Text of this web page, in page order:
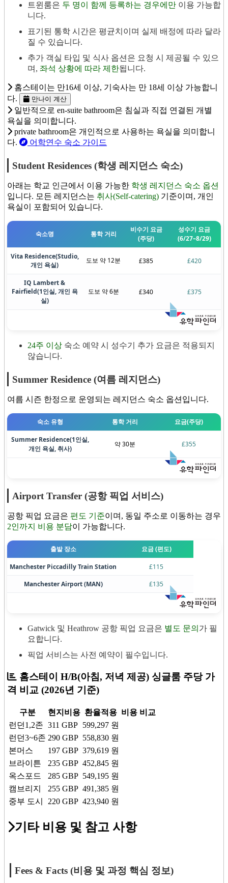
트윈룸은 두 명이 함께 등록하는 경우에만 이용 가능합
니다.
표기된 통학 시간은 평균치이며 실제 배정에 따라 달라
질 수 있습니다.
추가 객실 타입 및 식사 옵션은 요청 시 제공될 수 있으
며, 좌석 상황에 따라 제한됩니다.
홈스테이는 만16세 이상, 기숙사는 만 18세 이상 가능합니
다.
만나이 계산
일반적으로 en-suite bathroom은 침실과 직접 연결된 개별
욕실을 의미합니다.
private bathroom은 개인적으로 사용하는 욕실을 의미합니
다.
어학연수 숙소 가이드
Student Residences (학생 레지던스 숙소)
아래는 학교 인근에서 이용 가능한 학생 레지던스 숙소 옵션
입니다. 모든 레지던스는 취사(Self-catering) 기준이며, 개인
욕실이 포함되어 있습니다.
숙소명 통학 거리
비수기 요금
(주당)
성수기 요금
(6/27–8/29)
Vita Residence(Studio,
개인 욕실)
도보 약 12분 £385 £420
IQ Lambert &
Fairfield(1인실, 개인 욕
실)
도보 약 6분 £340 £375
24주 이상 숙소 예약 시 성수기 추가 요금은 적용되지
않습니다.
Summer Residence (여름 레지던스)
여름 시즌 한정으로 운영되는 레지던스 숙소 옵션입니다.
숙소 유형 통학 거리 요금(주당)
Summer Residence(1인실,
개인 욕실, 취사)
약 30분 £355
Airport Transfer (공항 픽업 서비스)
공항 픽업 요금은 편도 기준이며, 동일 주소로 이동하는 경우
2인까지 비용 분담이 가능합니다.
출발 장소 요금 (편도)
Manchester Piccadilly Train Station
£115
Manchester Airport (MAN)
£135
Gatwick 및 Heathrow 공항 픽업 요금은 별도 문의 가 필
요합니다.
픽업 서비스는 사전 예약이 필수입니다.
홈스테이 H/B(아침, 저녁 제공) 싱글룸 주당 가
격 비교 (2026년 기준)
구분 현지비용 환율적용 비용 비교
런던1,2존 311 GBP 599,297 원
런던3~6존 290 GBP 558,830 원
본머스
197 GBP 379,619 원
브라이튼
235 GBP 452,845 원
옥스포드
285 GBP 549,195 원
캠브리지
255 GBP 491,385 원
중부 도시
220 GBP 423,940 원
기타 비용 및 참고 사항
Fees & Facts (비용 및 과정 핵심 정보)